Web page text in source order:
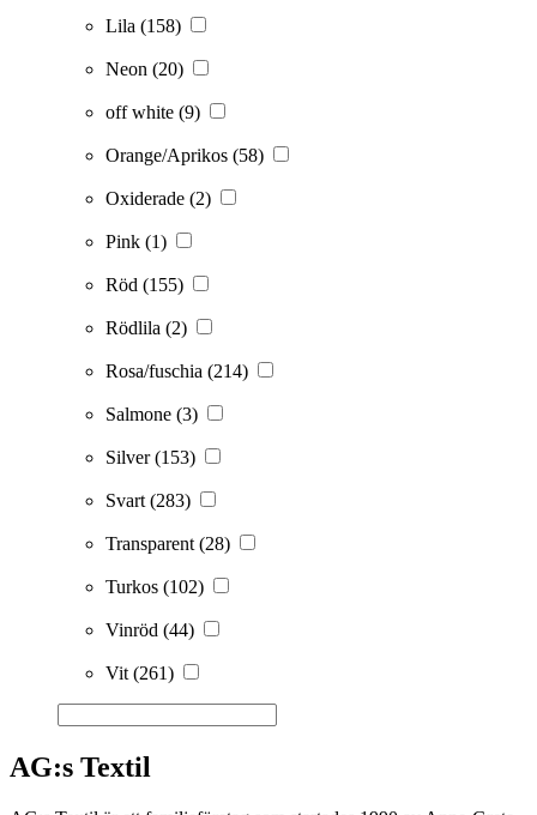
Lila (158)
Neon (20)
off white (9)
Orange/Aprikos (58)
Oxiderade (2)
Pink (1)
Röd (155)
Rödlila (2)
Rosa/fuschia (214)
Salmone (3)
Silver(153)
Svart (283)
Transparent (28)
Turkos (102)
Vinröd (44)
Vit (261)
AG:s Textil